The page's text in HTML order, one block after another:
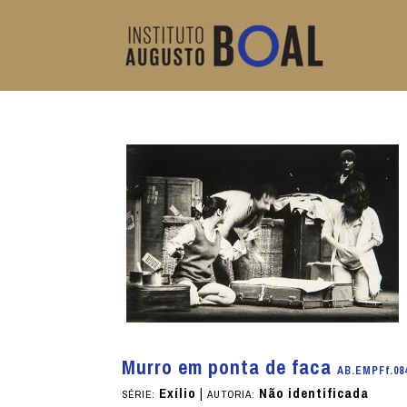
Murro em ponta de faca
SÉRIE: Exílio |AUTORIA: Não identificada